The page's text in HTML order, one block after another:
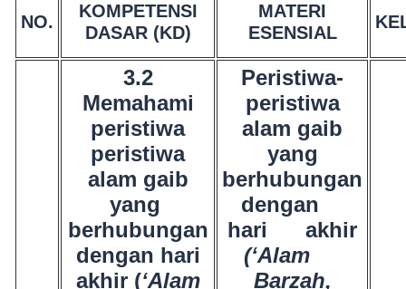
NO.
KOMPETENSI
DASAR (KD)
MATERI
ESENSIAL
3.2
Memahami
peristiwa
peristiwa
alam gaib
yang
berhubungan
dengan hari
akhir (‘Alam
Peristiwa-
peristiwa
alam gaib
yang
berhubungan
dengan
hari akhir
(‘Alam
Barzah,